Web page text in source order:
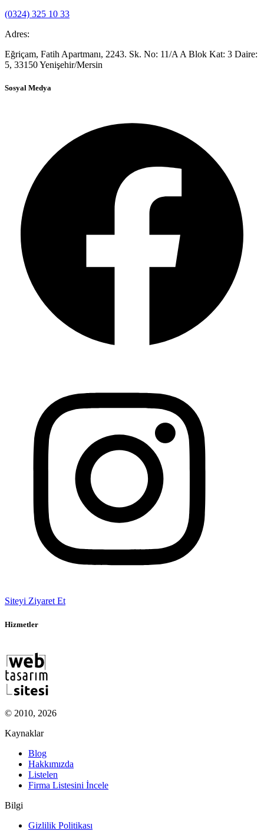
(0324) 325 10 33
Adres:
Eğriçam, Fatih Apartmanı, 2243. Sk. No: 11/A A Blok Kat: 3 Daire:
5, 33150 Yenişehir/Mersin
Sosyal Medya
Siteyi Ziyaret Et
Hizmetler
© 2010, 2026
Kaynaklar
Blog
Hakkımızda
Listelen
Firma Listesini İncele
Bilgi
Gizlilik Politikası